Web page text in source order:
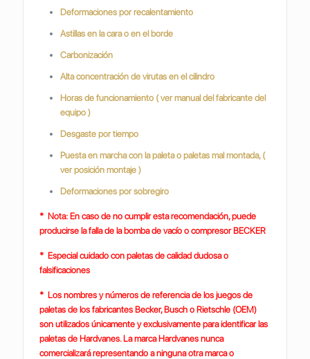
Deformaciones por recalentamiento
Astillas en la cara o en el borde
Carbonización
Alta concentración de virutas en el cilindro
Horas de funcionamiento ( ver manual del fabricante del
equipo )
Desgaste por tiempo
Puesta en marcha con la paleta o paletas mal montada, (
ver posición montaje )
Deformaciones por sobregiro
* Nota: En caso de no cumplir esta recomendación, puede
producirse la falla de la bomba de vacío o compresor BECKER
* Especial cuidado con paletas de calidad dudosa o
falsificaciones
* Los nombres y números de referencia de los juegos de
paletas de los fabricantes Becker, Busch o Rietschle (OEM)
son utilizados únicamente y exclusivamente para identificar las
paletas de Hardvanes. La marca Hardvanes nunca
comercializará representando a ninguna otra marca o